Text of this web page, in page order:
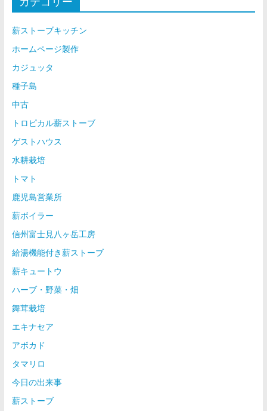
薪ストーブキッチン
ホームページ製作
カジュッタ
種子島
中古
トロピカル薪ストーブ
ゲストハウス
水耕栽培
トマト
鹿児島営業所
薪ボイラー
信州富士見八ヶ岳工房
給湯機能付き薪ストーブ
薪キュートウ
ハーブ・野菜・畑
舞茸栽培
エキナセア
アボカド
タマリロ
今日の出来事
薪ストーブ